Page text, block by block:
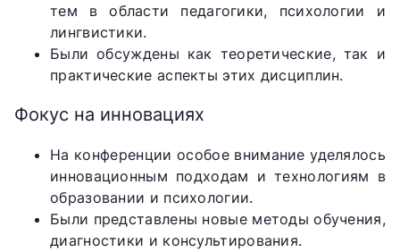
тем в области педагогики, психологии и
лингвистики.
Были обсуждены как теоретические, так и
практические аспекты этих дисциплин.
Фокус на инновациях
На конференции особое внимание уделялось
инновационным подходам и технологиям в
образовании и психологии.
Были представлены новые методы обучения,
диагностики и консультирования.